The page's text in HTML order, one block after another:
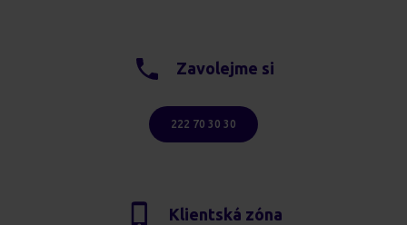
Zavolejme si
222 70 30 30
Klientská zóna